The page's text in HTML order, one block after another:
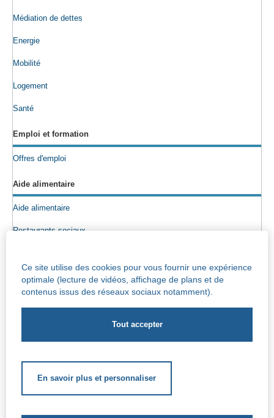
Ce site utilise des cookies pour vous fournir une expérience
optimale (lecture de vidéos, affichage de plans et de
contenus issus des réseaux sociaux notamment).
En savoir plus et personnaliser
Médiation de dettes
Energie
Mobilité
Logement
Santé
Emploi et formation
Offres d'emploi
Aide alimentaire
Aide alimentaire
Restaurants sociaux
Epicerie sociale
Socio-culturel
Soutien scolaire